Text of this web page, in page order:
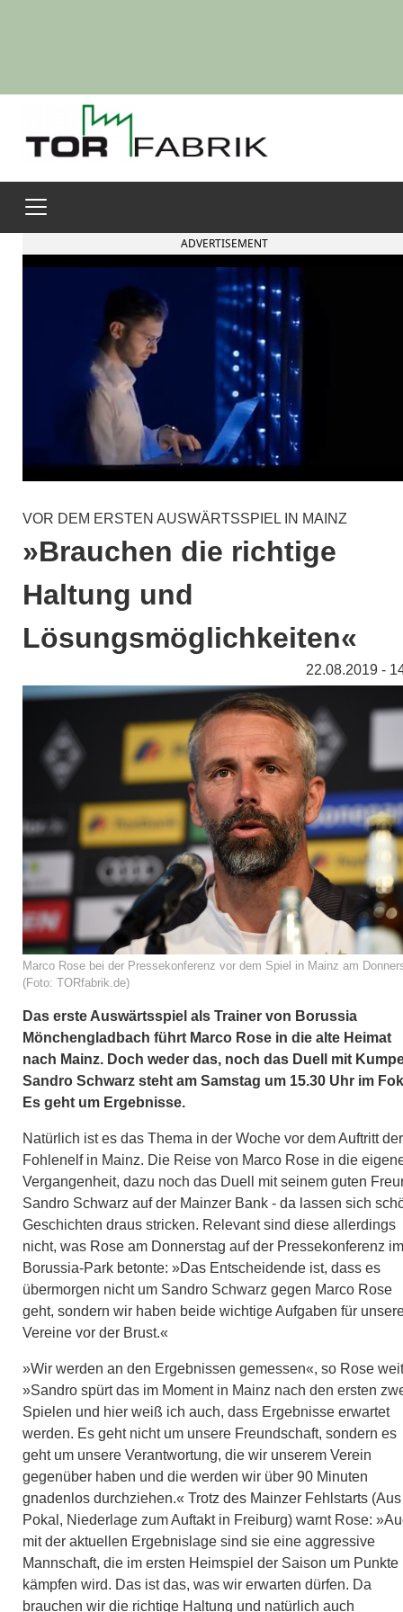
ADVERTISEMENT
VOR DEM ERSTEN AUSWÄRTSSPIEL IN MAINZ
»Brauchen die richtige
Haltung und
Lösungsmöglichkeiten«
22.08.2019 -
Marco Rose bei der Pressekonferenz vor dem Spiel in Mainz am
(Foto: TORfabrik.de)
Das erste Auswärtsspiel als Trainer von Borussia
Mönchengladbach führt Marco Rose in die alte Heimat
nach Mainz. Doch weder das, noch das Duell mit
Sandro Schwarz steht am Samstag um 15.30 Uhr im
Es geht um Ergebnisse.
Natürlich ist es das Thema in der Woche vor dem Auftritt der
Fohlenelf in Mainz. Die Reise von Marco Rose in die
Vergangenheit, dazu noch das Duell mit seinem guten
Sandro Schwarz auf der Mainzer Bank - da lassen sich
Geschichten draus stricken. Relevant sind diese allerdings
nicht, was Rose am Donnerstag auf der Pressekonferenz im
Borussia-Park betonte: »Das Entscheidende ist, dass es
übermorgen nicht um Sandro Schwarz gegen Marco Rose
geht, sondern wir haben beide wichtige Aufgaben für
Vereine vor der Brust.«
»Wir werden an den Ergebnissen gemessen«, so Rose
»Sandro spürt das im Moment in Mainz nach den ersten
Spielen und hier weiß ich auch, dass Ergebnisse erwartet
werden. Es geht nicht um unsere Freundschaft, sondern es
geht um unsere Verantwortung, die wir unserem Verein
gegenüber haben und die werden wir über 90 Minuten
gnadenlos durchziehen.« Trotz des Mainzer Fehlstarts
Pokal, Niederlage zum Auftakt in Freiburg) warnt Rose:
mit der aktuellen Ergebnislage sind sie eine aggressive
Mannschaft, die im ersten Heimspiel der Saison um Punkte
kämpfen wird. Das ist das, was wir erwarten dürfen. Da
brauchen wir die richtige Haltung und natürlich auch